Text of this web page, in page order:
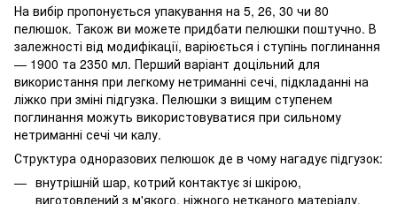
На вибір пропонується упакування на 5, 26, 30 чи 80
пелюшок. Також ви можете придбати пелюшки поштучно. В
залежності від модифікації, варіюється і ступінь поглинання
— 1900 та 2350 мл. Перший варіант доцільний для
використання при легкому нетриманні сечі, підкладанні на
ліжко при зміні підгузка. Пелюшки з вищим ступенем
поглинання можуть використовуватися при сильному
нетриманні сечі чи калу.
Структура одноразових пелюшок де в чому нагадує підгузок:
внутрішній шар, котрий контактує зі шкірою,
виготовлений з м'якого, ніжного нетканого матеріалу,